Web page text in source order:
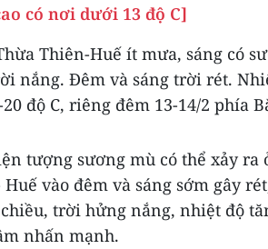
có nơi dưới 13 độ C]
Thiên-Huế ít mưa, sáng có
nắng. Đêm và sáng trời rét.
độ C, riêng đêm 13-14/2 phía
tượng sương mù có thể xảy ra
vào đêm và sáng sớm gây
trời hửng nắng, nhiệt độ
nhấn mạnh.